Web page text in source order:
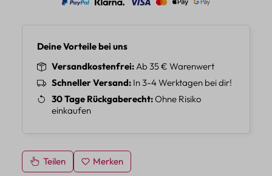
Deine Vorteile bei uns
Versandkostenfrei Ab 35 € Warenwert
Schneller Versand In 3-4 Werktagen bei dir!
30 Tage Rückgaberecht Ohne Risiko
einkaufen
Teilen Merken